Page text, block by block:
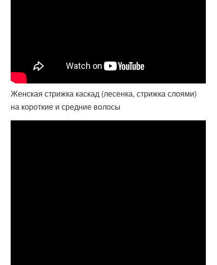
Женская стрижка каскад (лесенка, стрижка слоями)
на короткие и средние волосы